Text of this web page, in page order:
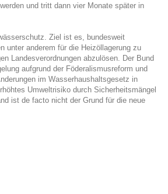
und tritt dann vier Monate später in
Ziel ist es, bundesweit
unter anderem für die Heizöllagerung zu
Landesverordnungen abzulösen. Der Bund
aufgrund der Föderalismusreform und
im Wasserhaushaltsgesetz in
Umweltrisiko durch Sicherheitsmängel
ist de facto nicht der Grund für die neue